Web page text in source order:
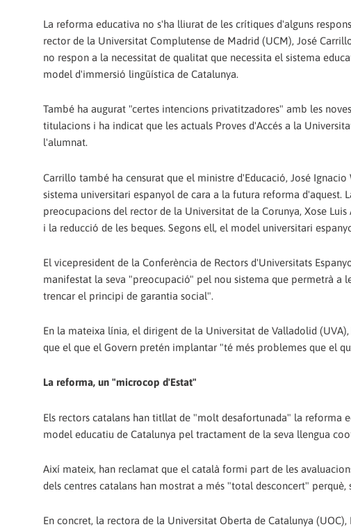
La reforma educativa no s'ha lliurat de les crítiques d'alguns
rector de la Universitat Complutense de Madrid (UCM), José
no respon a la necessitat de qualitat que necessita el sistema
model d'immersió lingüística de Catalunya.
També ha augurat "certes intencions privatitzadores" amb les
titulacions i ha indicat que les actuals Proves d'Accés a la
l'alumnat.
Carrillo també ha censurat que el ministre d'Educació, José
sistema universitari espanyol de cara a la futura reforma d'aquest.
preocupacions del rector de la Universitat de la Corunya, Xose
i la reducció de les beques. Segons ell, el model universitari
El vicepresident de la Conferència de Rectors d'Universitats
manifestat la seva "preocupació" pel nou sistema que permetrà a
trencar el principi de garantia social".
En la mateixa línia, el dirigent de la Universitat de Valladolid
que el que el Govern pretén implantar "té més problemes que el
La reforma, un "microcop d'Estat"
Els rectors catalans han titllat de "molt desafortunada" la reforma
model educatiu de Catalunya pel tractament de la seva llengua
Així mateix, han reclamat que el català formi part de les
dels centres catalans han mostrat a més "total desconcert"
En concret, la rectora de la Universitat Oberta de Catalunya